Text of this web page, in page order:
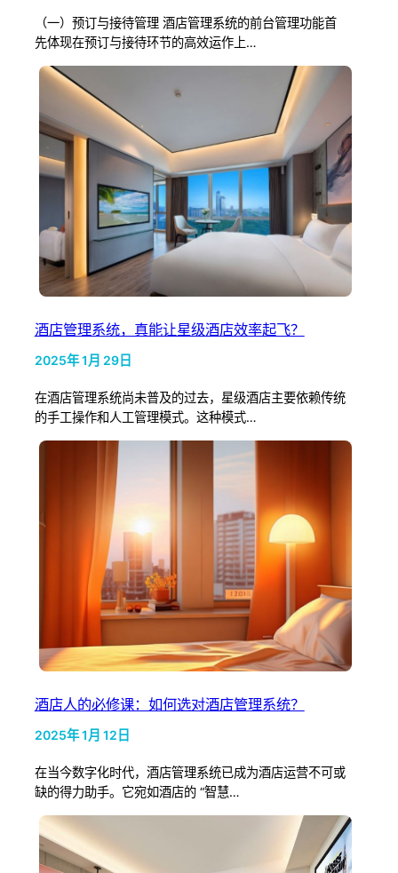
（一）预订与接待管理 酒店管理系统的前台管理功能首
先体现在预订与接待环节的高效运作上…
酒店管理系统，真能让星级酒店效率起飞？
2025年 1月 29日
在酒店管理系统尚未普及的过去，星级酒店主要依赖传统
的手工操作和人工管理模式。这种模式…
酒店人的必修课：如何选对酒店管理系统？
2025年 1月 12日
在当今数字化时代，酒店管理系统已成为酒店运营不可或
缺的得力助手。它宛如酒店的 “智慧…